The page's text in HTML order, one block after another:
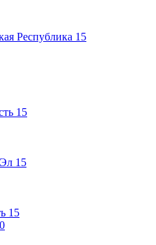
Республика 15
15
15
15